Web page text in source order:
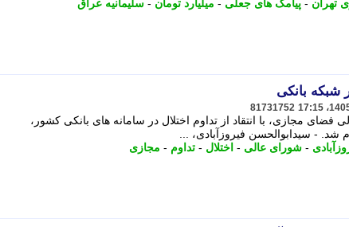
تهران - پیامک های جعلی - میلیارد تومان - سلیمانیه عراق
شبکه بانکی
81731752
فضای مجازی، با انتقاد از تداوم اختلال در سامانه های بانکی کشور،
- سیدابوالحسن فیروزآبادی، ...
- شورای عالی - اختلال - تداوم - مجازی